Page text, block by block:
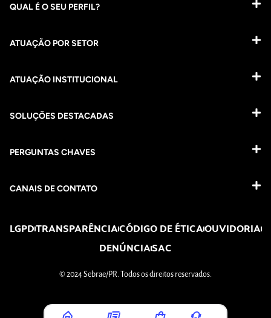
QUAL É O SEU PERFIL?
ATUAÇÃO POR SETOR
ATUAÇÃO INSTITUCIONAL
SOLUÇÕES DESTACADAS
PERGUNTAS CHAVES​
CANAIS DE CONTATO
LGPDTRANSPARÊNCIACÓDIGO DE ÉTICAOUVIDORIA
DENÚNCIASAC
© 2024 Sebrae/PR. Todos os direitos reservados.